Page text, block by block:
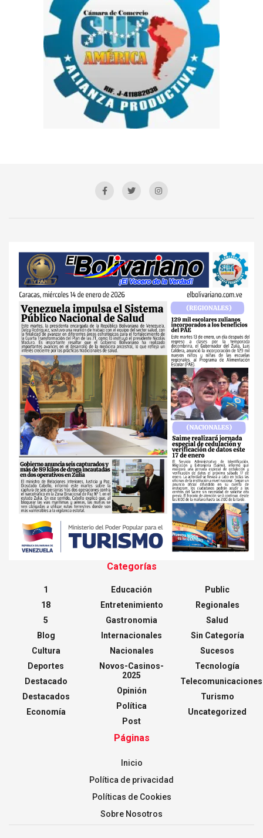
Categorías
1
18
5
Blog
Cultura
Deportes
Destacado
Destacados
Economía
Educación
Entretenimiento
Gastronomia
Internacionales
Nacionales
Novos-Casinos-
2025
Opinión
Política
Post
Public
Regionales
Salud
Sin Categoría
Sucesos
Tecnología
Telecomunicaciones
Turismo
Uncategorized
Páginas
Inicio
Política de privacidad
Políticas de Cookies
Sobre Nosotros